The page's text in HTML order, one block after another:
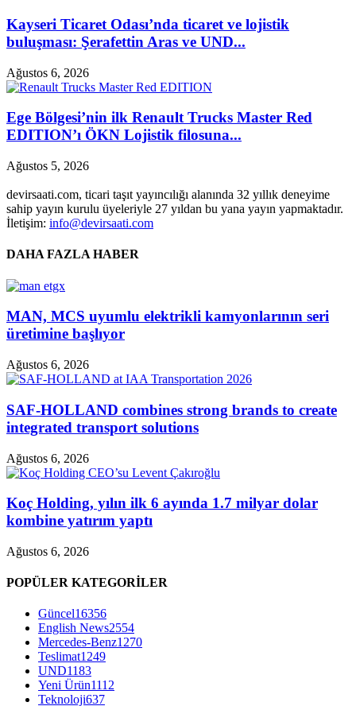
Kayseri Ticaret Odası’nda ticaret ve lojistik
buluşması: Şerafettin Aras ve UND...
Ağustos 6, 2026
Ege Bölgesi’nin ilk Renault Trucks Master Red
EDITION’ı ÖKN Lojistik filosuna...
Ağustos 5, 2026
devirsaati.com, ticari taşıt yayıncılığı alanında 32 yıllık deneyime
sahip yayın kurulu üyeleriyle 27 yıldan bu yana yayın yapmaktadır.
İletişim: info@devirsaati.com
DAHA FAZLA HABER
MAN, MCS uyumlu elektrikli kamyonlarının seri
üretimine başlıyor
Ağustos 6, 2026
SAF-HOLLAND combines strong brands to create
integrated transport solutions
Ağustos 6, 2026
Koç Holding, yılın ilk 6 ayında 1.7 milyar dolar
kombine yatırım yaptı
Ağustos 6, 2026
POPÜLER KATEGORİLER
Güncel16356
English News2554
Mercedes-Benz1270
Teslimat1249
UND1183
Yeni Ürün1112
Teknoloji637